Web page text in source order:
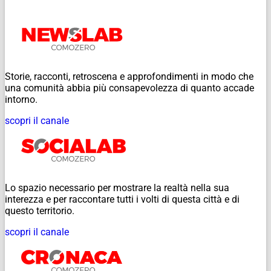
Storie, racconti, retroscena e approfondimenti in modo che
una comunità abbia più consapevolezza di quanto accade
intorno.
scopri il canale
Lo spazio necessario per mostrare la realtà nella sua
interezza e per raccontare tutti i volti di questa città e di
questo territorio.
scopri il canale